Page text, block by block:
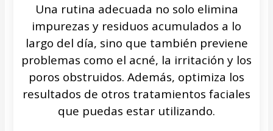
Una rutina adecuada no solo elimina
impurezas y residuos acumulados a lo
largo del día, sino que también previene
problemas como el acné, la irritación y los
poros obstruidos. Además, optimiza los
resultados de otros tratamientos faciales
que puedas estar utilizando.